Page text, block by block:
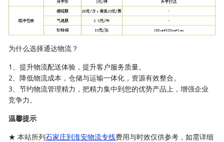
为什么选择通达物流？
1、提升物流配送体验，提升客户服务质量。
2、降低物流成本，仓储与运输一体化，资源有效整合。
3、节约物流管理精力，把精力集中到您的优势产品上，增强企业
竞争力。
温馨提示
★ 本站所列石家庄到淮安物流专线费用与时效仅供参考，如需详细